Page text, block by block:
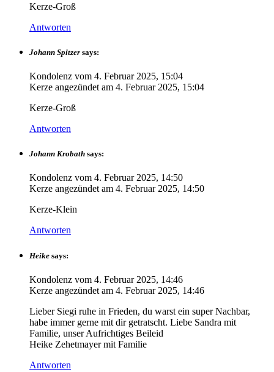
Kerze-Groß
Antworten
Johann Spitzer says:
Kondolenz vom 4. Februar 2025, 15:04
Kerze angezündet am 4. Februar 2025, 15:04
Kerze-Groß
Antworten
Johann Krobath says:
Kondolenz vom 4. Februar 2025, 14:50
Kerze angezündet am 4. Februar 2025, 14:50
Kerze-Klein
Antworten
Heike says:
Kondolenz vom 4. Februar 2025, 14:46
Kerze angezündet am 4. Februar 2025, 14:46
Lieber Siegi ruhe in Frieden, du warst ein super Nachbar,
habe immer gerne mit dir getratscht. Liebe Sandra mit
Familie, unser Aufrichtiges Beileid
Heike Zehetmayer mit Familie
Antworten